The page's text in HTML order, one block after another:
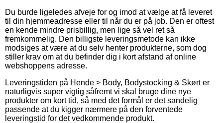
Du burde ligeledes afveje for og imod at vælge at få leveret
til din hjemmeadresse eller til når du er på job. Den er oftest
en kende mindre prisbillig, men lige så vel ret så
fremkommelig. Den billigste leveringsmetode kan ikke
modsiges at være at du selv henter produkterne, som dog
stiller krav om at du befinder dig i kort afstand af online
webshoppens adresse.
Leveringstiden på Hende > Body, Bodystocking & Skørt er
naturligvis super vigtig såfremt vi skal bruge dine nye
produkter om kort tid, så med det formål er det sandelig
passende at du kigger nærmere på den forventede
leveringstid for det vedkommende produkt.